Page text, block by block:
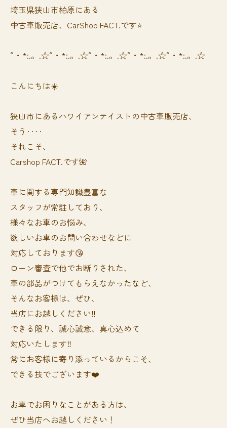
埼玉県狭山市柏原にある
中古車販売店、CarShop FACT.です⭐️
°・*:.。.☆°・*:.。.☆°・*:.。.☆°・*:.。.☆°・*:.。.☆
こんにちは☀️
狭山市にあるハワイアンテイストの中古車販売店、
そう‥‥
それこそ、
Carshop FACT.です🌺
車に関する専門知識豊富な
スタッフが常駐しており、
様々なお車のお悩み、
欲しいお車のお問い合わせなどに
対応しております😘
ローン審査で他でお断りされた、
車の部品がつけてもらえなかったなど、
そんなお客様は、ぜひ、
当店にお越しください‼️
できる限り、誠心誠意、真心込めて
対応いたします‼️
常にお客様に寄り添っているからこそ、
できる技でございます❤️
お車でお困りなことがある方は、
ぜひ当店へお越しください！